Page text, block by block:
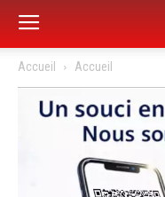
Accueil Accueil